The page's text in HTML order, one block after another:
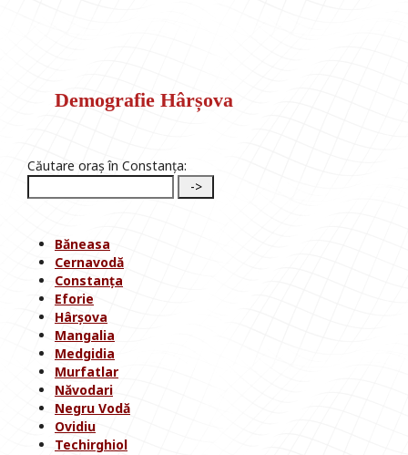
Demografie Hârșova
Căutare oraș în Constanța:
Băneasa
Cernavodă
Constanța
Eforie
Hârșova
Mangalia
Medgidia
Murfatlar
Năvodari
Negru Vodă
Ovidiu
Techirghiol